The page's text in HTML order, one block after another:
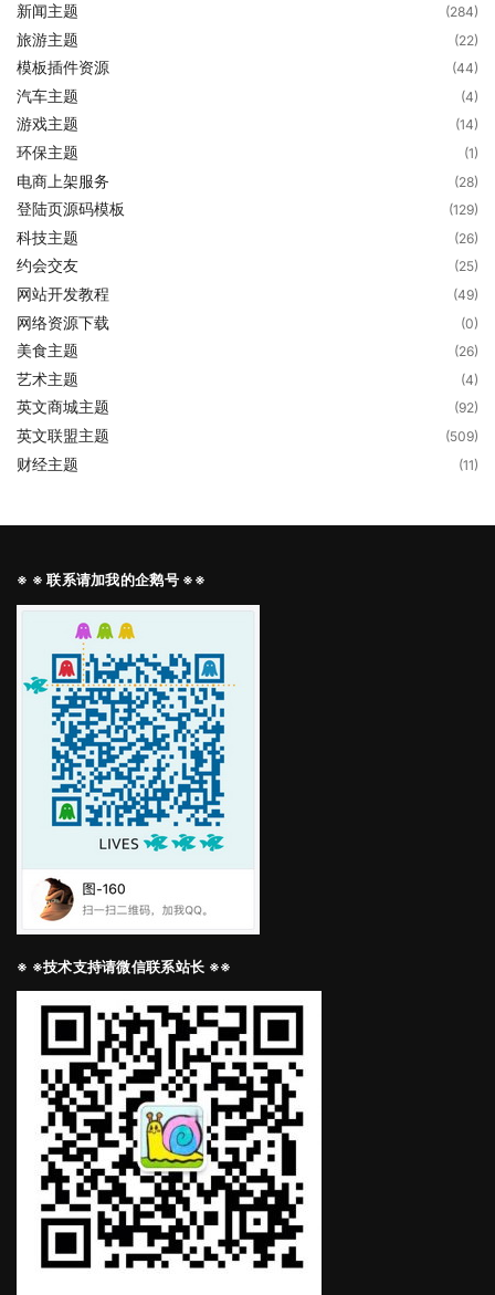
新闻主题 (284)
旅游主题 (22)
模板插件资源 (44)
汽车主题 (4)
游戏主题 (14)
环保主题 (1)
电商上架服务 (28)
登陆页源码模板 (129)
科技主题 (26)
约会交友 (25)
网站开发教程 (49)
网络资源下载 (0)
美食主题 (26)
艺术主题 (4)
英文商城主题 (92)
英文联盟主题 (509)
财经主题 (11)
※ ※ 联系请加我的企鹅号 ※※
※ ※技术支持请微信联系站长 ※※